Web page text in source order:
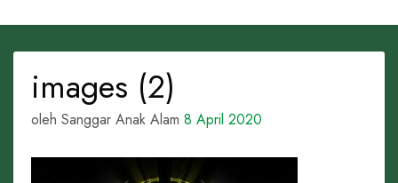
images (2)
oleh Sanggar Anak Alam 8 April 2020